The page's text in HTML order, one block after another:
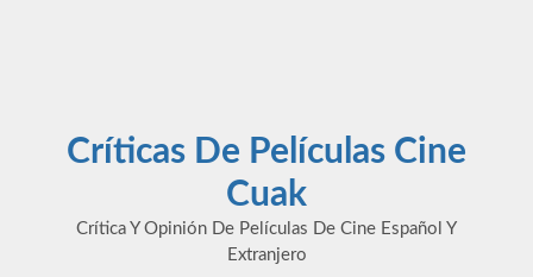
Críticas De Películas Cine
Cuak
Crítica Y Opinión De Películas De Cine Español Y
Extranjero